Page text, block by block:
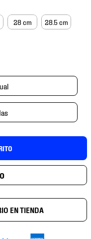
28 cm 28.5 cm
EN TIENDA